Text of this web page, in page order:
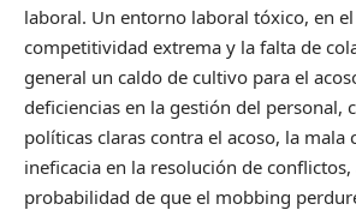
laboral. Un entorno laboral tóxico, en
competitividad extrema y la falta de
general un caldo de cultivo para el
deficiencias en la gestión del personal,
políticas claras contra el acoso, la mala
ineficacia en la resolución de
probabilidad de que el mobbing